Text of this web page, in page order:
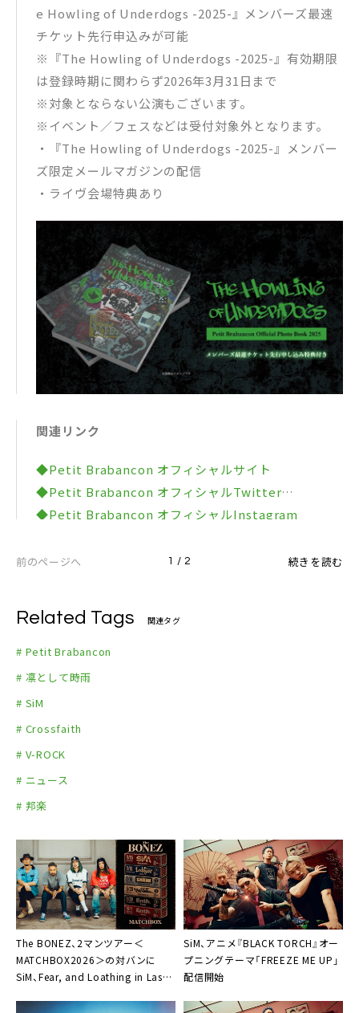
e Howling of Underdogs -2025-』メンバーズ最速
チケット先行申込みが可能
※『The Howling of Underdogs -2025-』有効期限
は登録時期に関わらず2026年3月31日まで
※対象とならない公演もございます。
※イベント／フェスなどは受付対象外となります。
・『The Howling of Underdogs -2025-』メンバー
ズ限定メールマガジンの配信
・ライヴ会場特典あり
関連リンク
◆Petit Brabancon オフィシャルサイト
◆Petit Brabancon オフィシャルTwitter
◆Petit Brabancon オフィシャルInstagram
◆Petit Brabancon オフィシャルYouTubeチャンネ
◆SiM オフィシャルサイト
◆Crossfaith オフィシャルサイト
前のページへ 1 / 2 続きを読む
Related Tags 関連タグ
# Petit Brabancon
# 凛として時雨
# SiM
# Crossfaith
# V-ROCK
# ニュース
# 邦楽
The BONEZ、2マンツアー＜
MATCHBOX2026＞の対バンに
SiM、Fear, and Loathing in Las
SiM、アニメ『BLACK TORCH』オー
プニングテーマ「FREEZE ME UP」
配信開始